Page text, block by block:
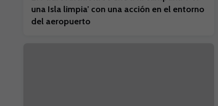
una Isla limpia’ con una acción en el entorno
del aeropuerto